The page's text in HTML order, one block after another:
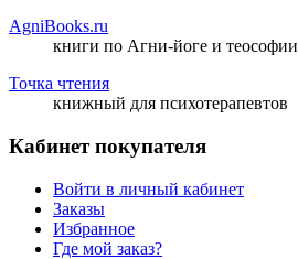
AgniBooks.ru
книги по Агни-йоге и теософии
Точка чтения
книжный для психотерапевтов
Кабинет покупателя
Войти в личный кабинет
Заказы
Избранное
Где мой заказ?